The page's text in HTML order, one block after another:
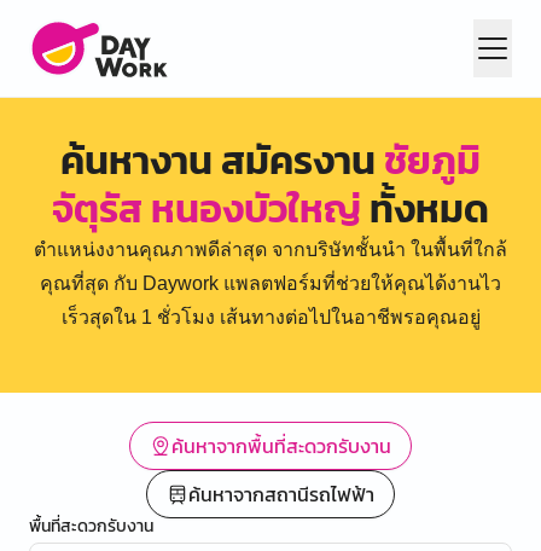
ค้นหางาน สมัครงานชัยภูมิ
จัตุรัส หนองบัวใหญ่ทั้งหมด
ตำแหน่งงานคุณภาพดีล่าสุด จากบริษัทชั้นนำ ในพื้นที่ใกล้
คุณที่สุด กับ Daywork แพลตฟอร์มที่ช่วยให้คุณได้งานไว
เร็วสุดใน 1 ชั่วโมง เส้นทางต่อไปในอาชีพรอคุณอยู่
ค้นหาจากพื้นที่สะดวกรับงาน
ค้นหาจากสถานีรถไฟฟ้า
พื้นที่สะดวกรับงาน